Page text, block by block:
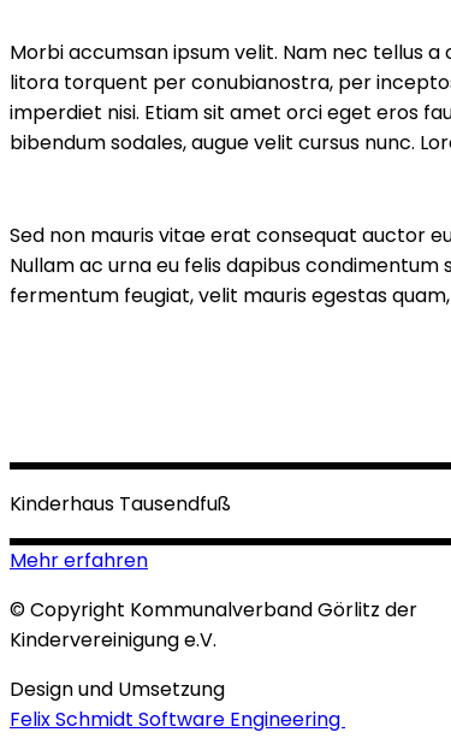
Morbi accumsan ipsum velit. Nam nec tellus
litora torquent per conubianostra, per
imperdiet nisi. Etiam sit amet orci eget eros
bibendum sodales, augue velit cursus nunc.
Sed non mauris vitae erat consequat auctor
Nullam ac urna eu felis dapibus
fermentum feugiat, velit mauris egestas
Kinderhaus Tausendfuß
Mehr erfahren
© Copyright Kommunalverband Görlitz der
Kindervereinigung e.V.
Design und Umsetzung
Felix Schmidt Software Engineering